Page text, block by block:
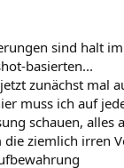
sind halt
basierten...
zunächst mal
muss ich auf
schauen, alles
ziemlich irren